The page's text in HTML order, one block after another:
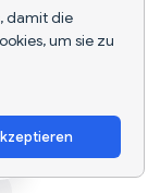
damit die
um sie zu